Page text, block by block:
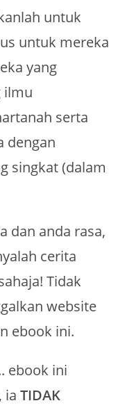
untuk
untuk mereka
yang
ilmu
serta
dengan
singkat (dalam
dan anda rasa,
cerita
Tidak
website
ebook ini.
ebook ini
iaTIDAK